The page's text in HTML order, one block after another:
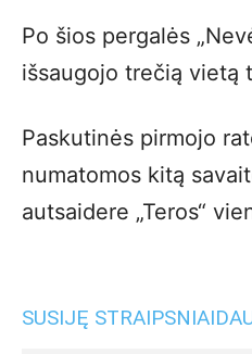
Po šios pergalės
išsaugojo trečią vietą
Paskutinės pirmojo
numatomos kitą
autsaidere „Teros“
SUSIJĘ STRAIPSNIAI